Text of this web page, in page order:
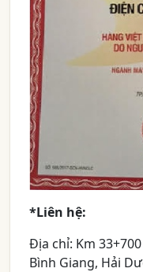
*Liên hệ:
Địa chỉ: Km
Bình Giang, Hải